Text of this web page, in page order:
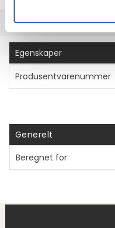
TEKNISK INFO
Egenskaper
Produsentvarenummer
Generelt
Beregnet for